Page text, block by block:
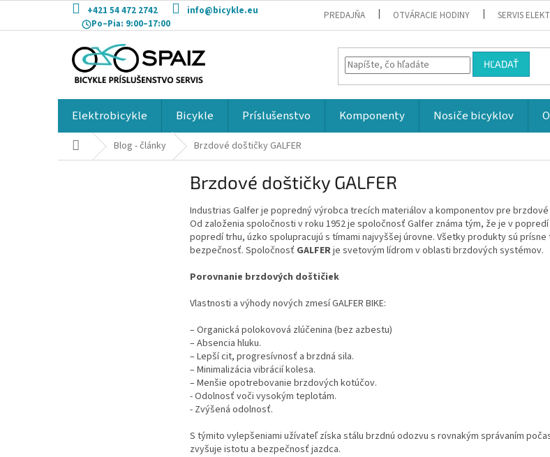
obsah
+421 54 472 2742
info@bicykle.eu
Po–Pia: 9:00–17:00
PREDAJŇA OTVÁRACIE HODINY SERVIS
HĽADAŤ
Elektrobicykle Bicykle Príslušenstvo Komponenty Nosiče bicyklov
DomovBlog - články Brzdové doštičky GALFER
Brzdové doštičky GALFER
Industrias Galfer je popredný výrobca trecích materiálov a komponentov pre
Od založenia spoločnosti v roku 1952 je spoločnosť Galfer známa tým, že je v
popredí trhu, úzko spolupracujú s tímami najvyššej úrovne. Všetky produkty sú
bezpečnosť. Spoločnosť GALFERje svetovým lídrom v oblasti brzdových systémov.
Porovnanie brzdových doštičiek
Vlastnosti a výhody nových zmesí GALFER BIKE:
– Organická polokovová zlúčenina (bez azbestu)
– Absencia hluku.
– Lepší cit, progresívnosť a brzdná sila.
– Minimalizácia vibrácií kolesa.
– Menšie opotrebovanie brzdových kotúčov.
- Odolnosť voči vysokým teplotám.
- Zvýšená odolnosť.
S týmito vylepšeniami užívateľ získa stálu brzdnú odozvu s rovnakým správaním
zvyšuje istotu a bezpečnosť jazdca.